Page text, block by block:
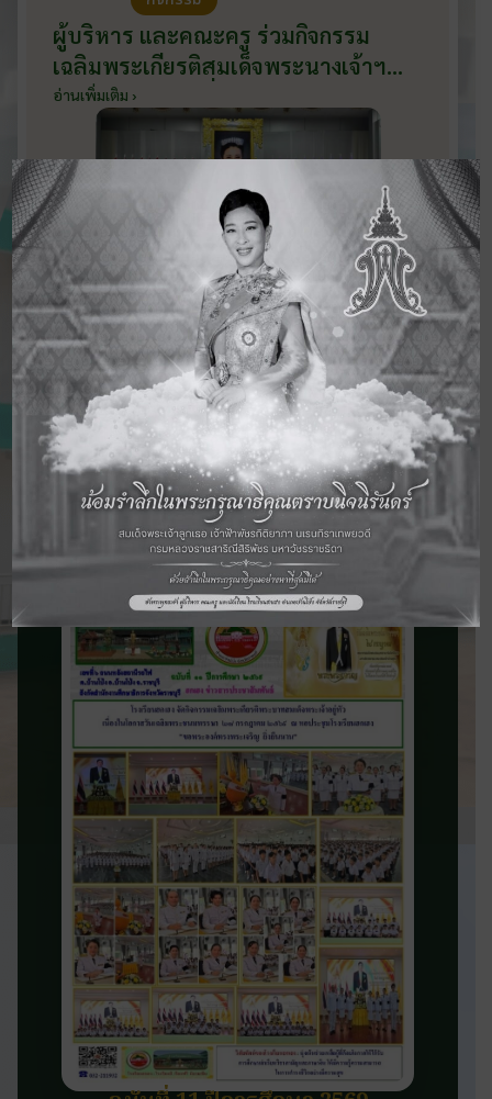
ผู้บริหาร และคณะครู ร่วมกิจกรรม
เฉลิมพระเกียรติสมเด็จพระนางเจ้าฯ
พระบรมราชินี เนื่องในโอกาสวันเฉลิม
พระชนมพรรษา กับหน่วยงานอำเภอ
เมืองบ้านโป่ง ณ ศาลาประชาคมริมน้ำ
วันที่ 3 มิถุนายน 2569
อ่านเพิ่มเติม ›
ดูข่าวสารทั้งหมด
จดหมายข่าว
ประชาสัมพันธ์
ติดตามข่าวสารและความเคลื่อนไหวของ
โรงเรียน